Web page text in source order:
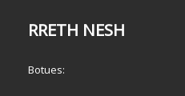
RRETH NESH
Botues: